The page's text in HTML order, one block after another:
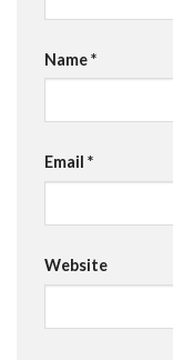
Name*
Email *
Website